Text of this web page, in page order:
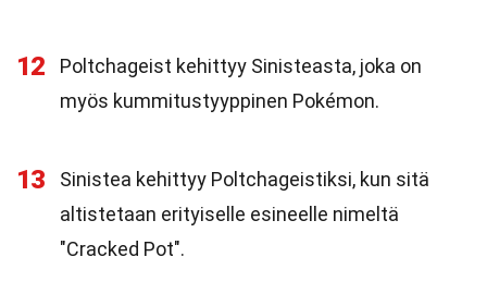
12
Poltchageist kehittyy Sinisteasta, joka on
myös kummitustyyppinen Pokémon.
13
Sinistea kehittyy Poltchageistiksi, kun sitä
altistetaan erityiselle esineelle nimeltä
"Cracked Pot".